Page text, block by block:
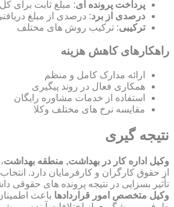
پرداخت پرونده ای: مبلغ ثابت برای
درصدی از برد: درصدی از مبلغ
ترکیبی: ترکیب روش های مختلف
راهکارهای کاهش هزینه
ارائه مدارک کامل و منظم
همکاری فعال در روند پیگیری
استفاده از خدمات مشاوره رایگان
مقایسه نرخ های مختلف وکلا
نتیجه گیری
وکیل اداره کار در بهداشت, منطقه بهداشت
از حقوق کارگران و کارفرمایان دارد.
تأثیر بسزایی در نتیجه پرونده های حقوقی
وکیل متخصص امور قراردادها باعث